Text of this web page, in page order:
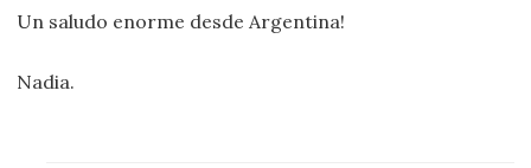
Un saludo enorme desde Argentina!
Nadia.